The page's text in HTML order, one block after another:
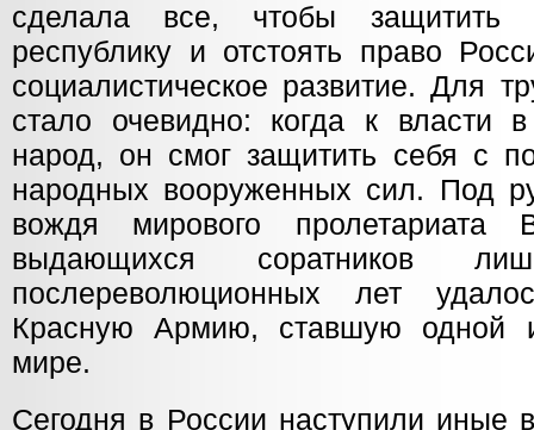
сделала все, чтобы защитить
республику и отстоять право
социалистическое развитие. Для
стало очевидно: когда к власти
народ, он смог защитить себя с
народных вооруженных сил. Под
вождя мирового
выдающихся соратников
послереволюционных лет
Красную Армию, ставшую одной
мире.
Сегодня в России наступили иные